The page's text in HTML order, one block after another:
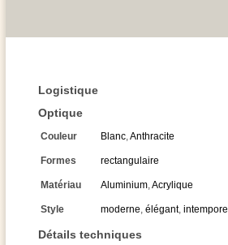
Logistique
Optique
Couleur Blanc,Anthracite
Formes rectangulaire
Matériau Aluminium,Acrylique
Style moderne, élégant, intemporel
Détails techniques